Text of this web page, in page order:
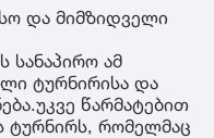
და მიმზიდველი
სანაპირო ამ
ტურნირისა და
წარმატებით
ტურნირს, რომელმაც